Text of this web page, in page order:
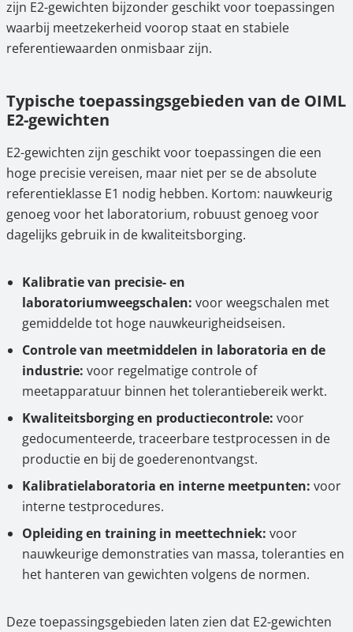
zijn E2-gewichten bijzonder geschikt voor toepassingen
waarbij meetzekerheid voorop staat en stabiele
referentiewaarden onmisbaar zijn.
Typische toepassingsgebieden van de OIML
E2-gewichten
E2-gewichten zijn geschikt voor toepassingen die een
hoge precisie vereisen, maar niet per se de absolute
referentieklasse E1 nodig hebben. Kortom: nauwkeurig
genoeg voor het laboratorium, robuust genoeg voor
dagelijks gebruik in de kwaliteitsborging.
Kalibratie van precisie- en
laboratoriumweegschalen: voor weegschalen met
gemiddelde tot hoge nauwkeurigheidseisen.
Controle van meetmiddelen in laboratoria en de
industrie: voor regelmatige controle of
meetapparatuur binnen het tolerantiebereik werkt.
Kwaliteitsborging en productiecontrole: voor
gedocumenteerde, traceerbare testprocessen in de
productie en bij de goederenontvangst.
Kalibratielaboratoria en interne meetpunten: voor
interne testprocedures.
Opleiding en training in meettechniek: voor
nauwkeurige demonstraties van massa, toleranties en
het hanteren van gewichten volgens de normen.
Deze toepassingsgebieden laten zien dat E2-gewichten